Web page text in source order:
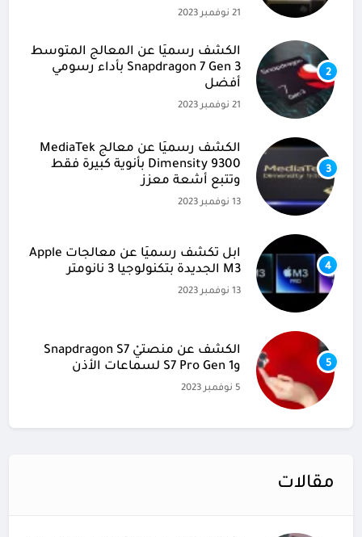
21 نوفمبر 2023
2
الكشف رسميًا عن المعالج المتوسط
Snapdragon 7 Gen 3 بأداء رسومي
أفضل
21 نوفمبر 2023
3
الكشف رسميًا عن معالج MediaTek
Dimensity 9300 بأنوية كبيرة فقط
وتتبع أشعة معزز
13 نوفمبر 2023
4
آبل تكشف رسميًا عن معالجات Apple
M3 الجديدة بتكنولوجيا 3 نانومتر
13 نوفمبر 2023
5
الكشف عن منصتيْ Snapdragon S7
وS7 Pro Gen 1 لسماعات الأذن
5 نوفمبر 2023
مقالات